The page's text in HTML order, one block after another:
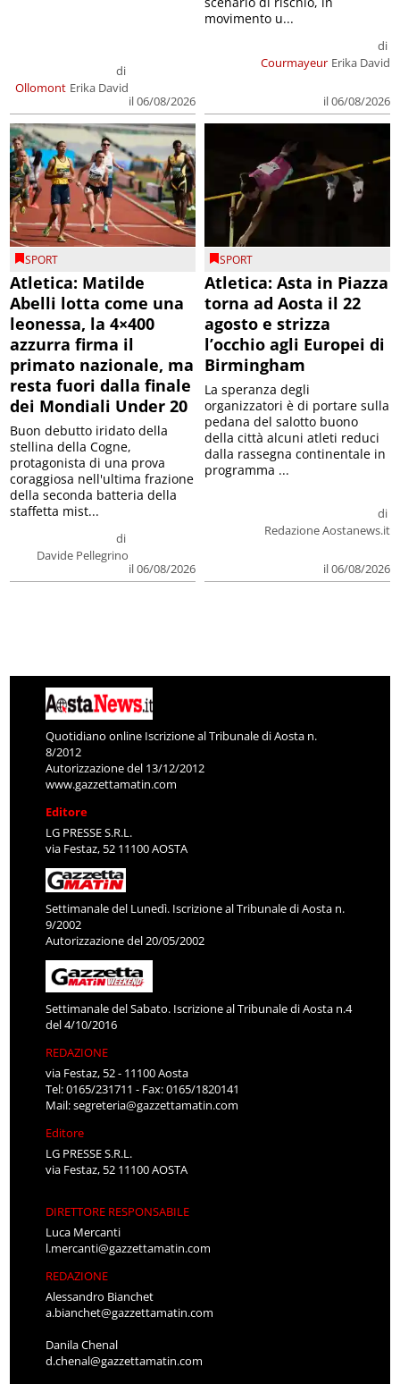
Ollomont
di
Erika David
il 06/08/2026
Courmayeur
di
Erika David
il 06/08/2026
movimento u...
SPORT
Atletica: Matilde
Abelli lotta come una
leonessa, la 4×400
azzurra firma il
primato nazionale, ma
resta fuori dalla finale
dei Mondiali Under 20
di
Davide Pellegrino
il 06/08/2026
Buon debutto iridato della
stellina della Cogne,
protagonista di una prova
coraggiosa nell'ultima frazione
della seconda batteria della
staffetta mist...
SPORT
Atletica: Asta in Piazza
torna ad Aosta il 22
agosto e strizza
l’occhio agli Europei di
Birmingham
di
Redazione Aostanews.it
il 06/08/2026
La speranza degli
organizzatori è di portare sulla
pedana del salotto buono
della città alcuni atleti reduci
dalla rassegna continentale in
programma ...
Quotidiano online Iscrizione al Tribunale di Aosta n.
8/2012
Autorizzazione del 13/12/2012
www.gazzettamatin.com
Editore
LG PRESSE S.R.L.
via Festaz, 52 11100 AOSTA
Settimanale del Lunedì. Iscrizione al Tribunale di Aosta n.
9/2002
Autorizzazione del 20/05/2002
Settimanale del Sabato. Iscrizione al Tribunale di Aosta n.4
del 4/10/2016
REDAZIONE
via Festaz, 52 - 11100 Aosta
Tel: 0165/231711 - Fax: 0165/1820141
Mail:segreteria@gazzettamatin.com
Editore
LG PRESSE S.R.L.
via Festaz, 52 11100 AOSTA
DIRETTORE RESPONSABILE
Luca Mercanti
l.mercanti@gazzettamatin.com
REDAZIONE
Alessandro Bianchet
a.bianchet@gazzettamatin.com
Danila Chenal
d.chenal@gazzettamatin.com